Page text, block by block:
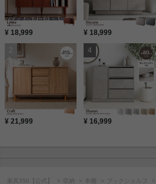
¥ 18,999
¥ 21,999
¥ 18,999
¥ 16,999
家具350【公式】 収納 ブックシェルフ